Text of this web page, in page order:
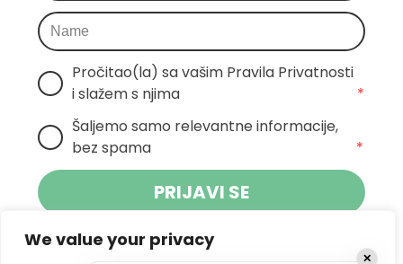
We value your privacy
Pročitao(la) sa vašim Pravila Privatnosti
i slažem s njima
*
Šaljemo samo relevantne informacije,
bez spama
*
PRIJAVI SE
Klikom na gumb dajete suglasnost za
✕